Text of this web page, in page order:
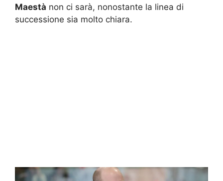
Maestà non ci sarà, nonostante la linea di
successione sia molto chiara.